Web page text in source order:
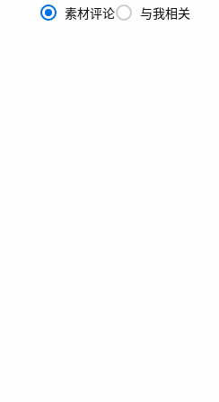
素材评论 与我相关